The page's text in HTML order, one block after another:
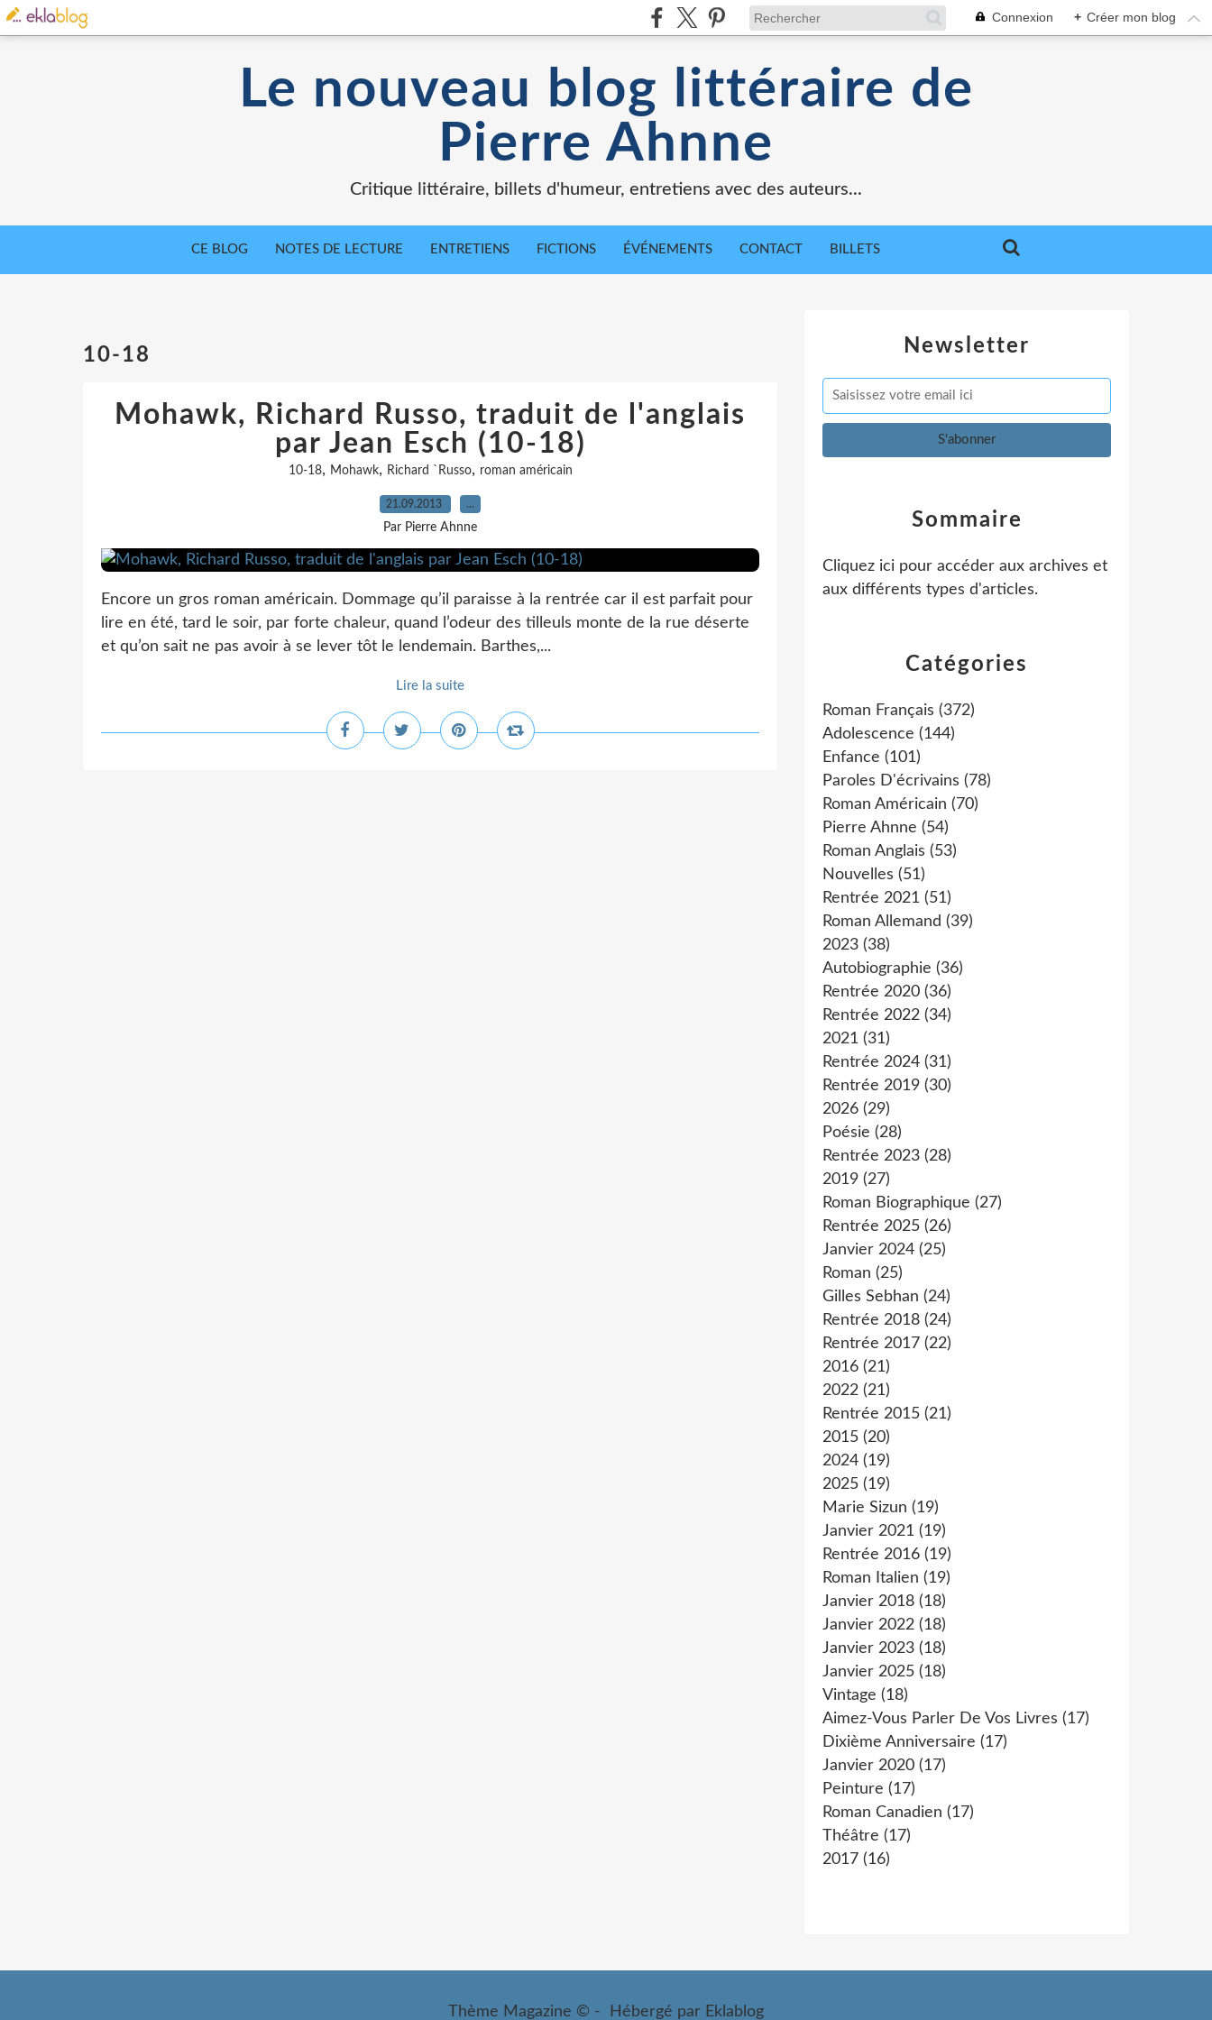
Connexion + Créer mon blog
Le nouveau blog littéraire de
Pierre Ahnne
Critique littéraire, billets d'humeur, entretiens avec des auteurs...
CE BLOG NOTES DE LECTURE ENTRETIENS FICTIONS ÉVÉNEMENTS CONTACT BILLETS
10-18
Mohawk, Richard Russo, traduit de l'anglais
par Jean Esch (10-18)
10-18, Mohawk, Richard `Russo, roman américain
21.09.2013 …
Par Pierre Ahnne
Encore un gros roman américain. Dommage qu’il paraisse à la rentrée car il est parfait pour
lire en été, tard le soir, par forte chaleur, quand l’odeur des tilleuls monte de la rue déserte
et qu’on sait ne pas avoir à se lever tôt le lendemain. Barthes,...
Lire la suite
Newsletter
Catégories
Roman Français (372)
Adolescence (144)
Enfance (101)
Paroles D'écrivains (78)
Roman Américain (70)
Pierre Ahnne (54)
Roman Anglais (53)
Nouvelles (51)
Rentrée 2021 (51)
Roman Allemand (39)
2023 (38)
Autobiographie (36)
Rentrée 2020 (36)
Rentrée 2022 (34)
2021 (31)
Rentrée 2024 (31)
Rentrée 2019 (30)
2026 (29)
Poésie (28)
Rentrée 2023 (28)
2019 (27)
Roman Biographique (27)
Rentrée 2025 (26)
Janvier 2024 (25)
Roman (25)
Gilles Sebhan (24)
Rentrée 2018 (24)
Rentrée 2017 (22)
2016 (21)
2022 (21)
Rentrée 2015 (21)
2015 (20)
2024 (19)
2025 (19)
Marie Sizun (19)
Janvier 2021 (19)
Rentrée 2016 (19)
Roman Italien (19)
Janvier 2018 (18)
Janvier 2022 (18)
Janvier 2023 (18)
Janvier 2025 (18)
Vintage (18)
Aimez-Vous Parler De Vos Livres (17)
Dixième Anniversaire (17)
Janvier 2020 (17)
Peinture (17)
Roman Canadien (17)
Théâtre (17)
2017 (16)
Sommaire
Cliquez ici pour accéder aux archives et
aux différents types d'articles.
Thème Magazine © - Hébergé par Eklablog